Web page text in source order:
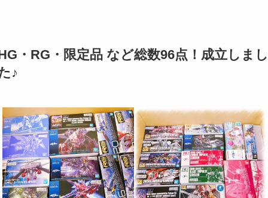
・RG・限定品 など総数96点！成立しまし
♪